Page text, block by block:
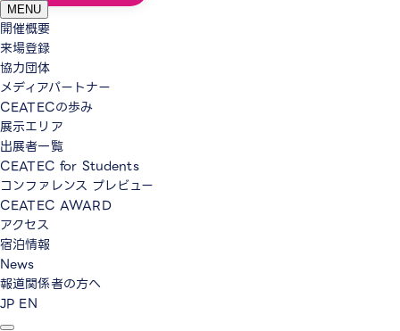
MENU
開催概要
来場登録
協力団体
メディアパートナー
CEATECの歩み
展示エリア
出展者一覧
CEATEC for Students
コンファレンス プレビュー
CEATEC AWARD
アクセス
宿泊情報
News
報道関係者の方へ
JP EN